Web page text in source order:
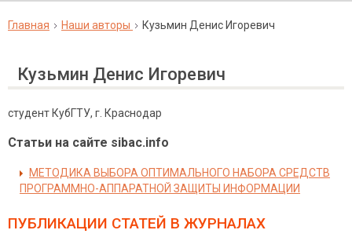
Главная Наши авторы Кузьмин Денис Игоревич
Кузьмин Денис Игоревич
студент КубГТУ, г. Краснодар
Статьи на сайте sibac.info
МЕТОДИКА ВЫБОРА ОПТИМАЛЬНОГО НАБОРА СРЕДСТВ
ПРОГРАММНО-АППАРАТНОЙ ЗАЩИТЫ ИНФОРМАЦИИ
ПУБЛИКАЦИИ СТАТЕЙ В ЖУРНАЛАХ